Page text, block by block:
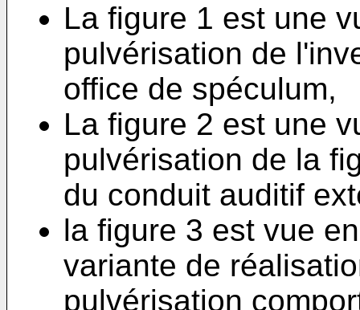
La figure 1 est une
pulvérisation de
office de spéculum,
La figure 2 est une
pulvérisation de la
du conduit auditif
la figure 3 est vue
variante de
pulvérisation